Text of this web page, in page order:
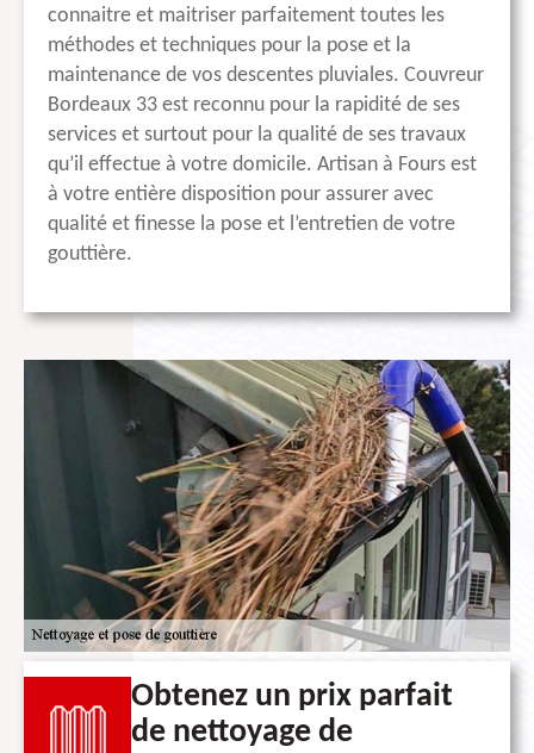
connaitre et maitriser parfaitement toutes les
méthodes et techniques pour la pose et la
maintenance de vos descentes pluviales. Couvreur
Bordeaux 33 est reconnu pour la rapidité de ses
services et surtout pour la qualité de ses travaux
qu’il effectue à votre domicile. Artisan à Fours est
à votre entière disposition pour assurer avec
qualité et finesse la pose et l’entretien de votre
gouttière.
Obtenez un prix parfait
de nettoyage de